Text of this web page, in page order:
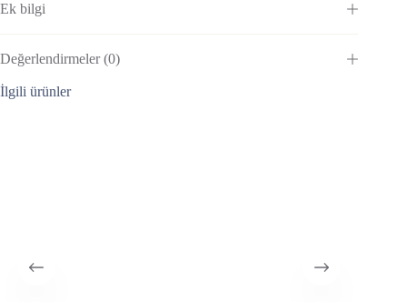
Ek bilgi
Değerlendirmeler (0)
İlgili ürünler